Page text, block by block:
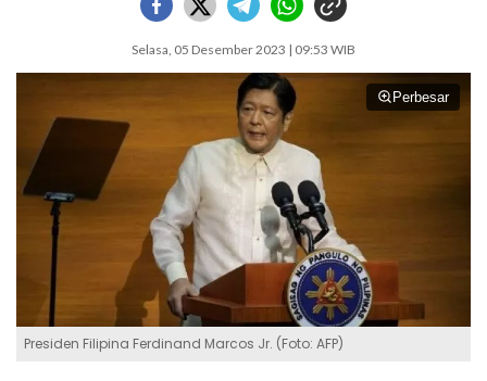
Selasa, 05 Desember 2023 | 09:53 WIB
Perbesar
Presiden Filipina Ferdinand Marcos Jr. (Foto: AFP)